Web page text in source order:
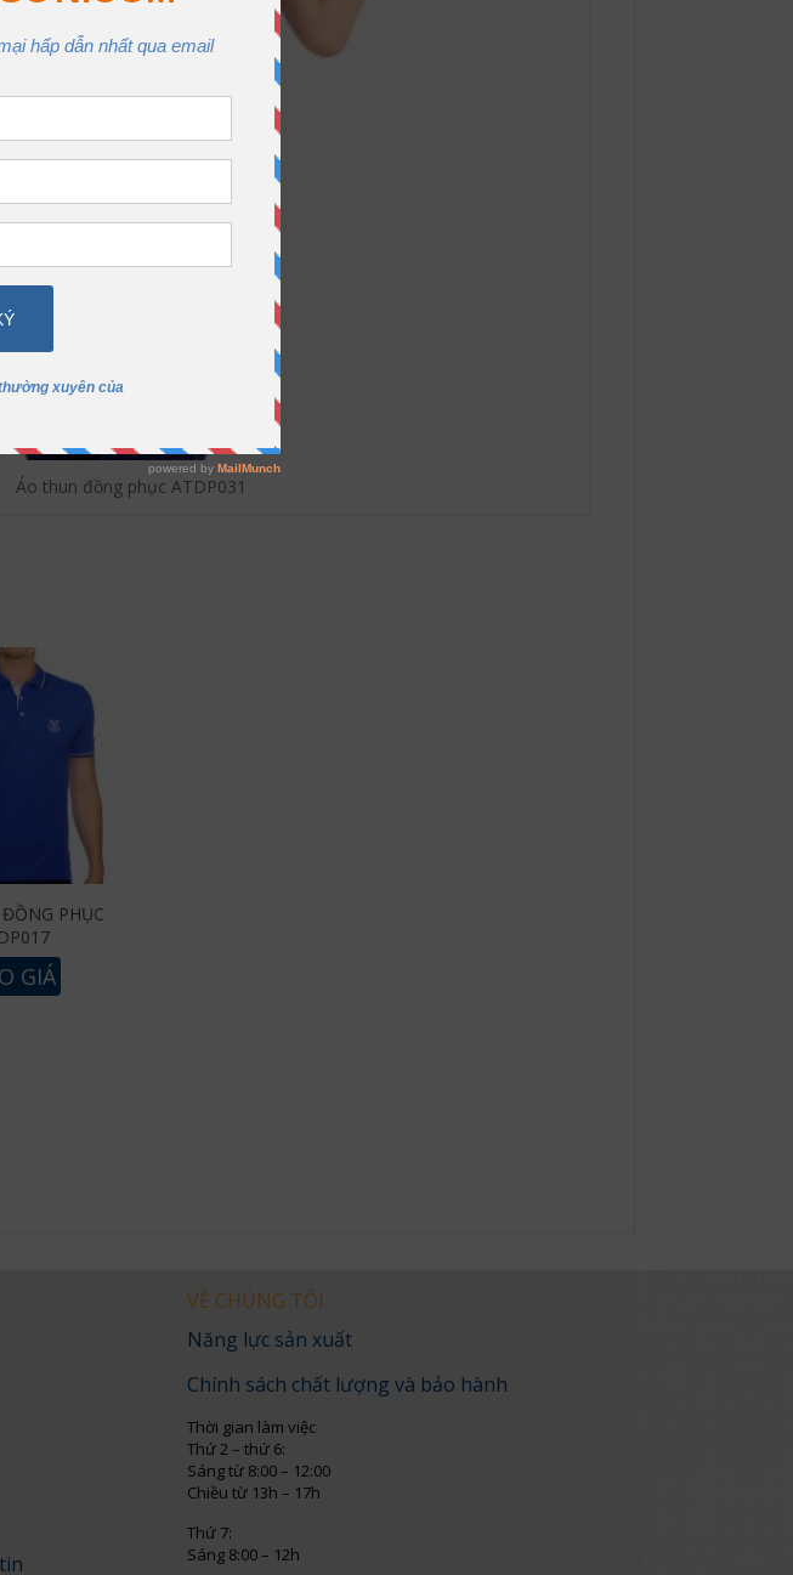
Áo thun đồng phục ATDP031
PHỤC
GIÁ
VỀ CHÚNG TÔI
Năng lực sản xuất
Chính sách chất lượng và bảo hành
Thời gian làm việc
Thứ 2 – thứ 6:
Sáng từ 8:00 – 12:00
Chiều từ 13h – 17h
Thứ 7:
Sáng 8:00 – 12h